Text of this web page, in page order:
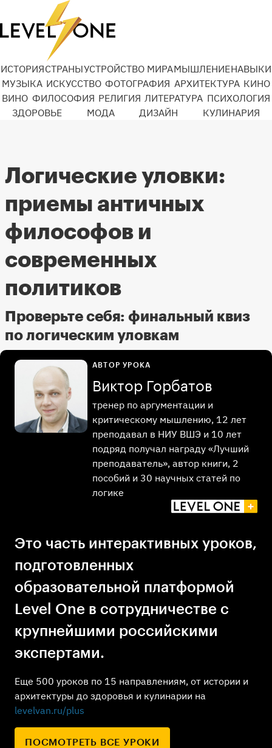
ИСТОРИЯСТРАНЫУСТРОЙСТВО МИРАМЫШЛЕНИЕНАВЫКИ
МУЗЫКА ИСКУССТВО ФОТОГРАФИЯ АРХИТЕКТУРА КИНО
ВИНО ФИЛОСОФИЯ РЕЛИГИЯ ЛИТЕРАТУРА ПСИХОЛОГИЯ
ЗДОРОВЬЕ
МОДА ДИЗАЙН КУЛИНАРИЯ
Логические уловки:
приемы античных
философов и
современных
политиков
Проверьте себя: финальный квиз
по логическим уловкам
Это часть интерактивных уроков,
подготовленных
образовательной платформой
Level One в сотрудничестве с
крупнейшими российскими
экспертами.
Еще 500 уроков по 15 направлениям, от истории и
архитектуры до здоровья и кулинарии на
levelvan.ru/plus
ПОСМОТРЕТЬ ВСЕ УРОКИ
АВТОР УРОКА
Виктор Горбатов
тренер по аргументации и
критическому мышлению, 12 лет
преподавал в НИУ ВШЭ и 10 лет
подряд получал награду «Лучший
преподаватель», автор книги, 2
пособий и 30 научных статей по
логике